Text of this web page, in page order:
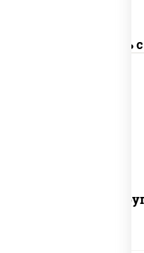
Цезарь
Доставка в